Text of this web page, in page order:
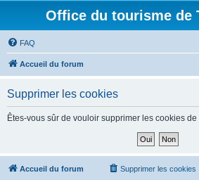
Office du tourisme de
FAQ
Accueil du forum
Supprimer les cookies
Êtes-vous sûr de vouloir supprimer les cookies de
Accueil du forum Supprimer les cookies